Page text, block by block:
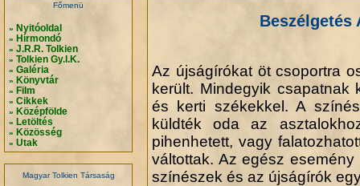
Főmenü
» Nyitóoldal
» Hírmondó
» J.R.R. Tolkien
» Tolkien Gy.I.K.
» Galéria
» Könyvtár
» Film
» Cikkek
» Középfölde
» Letöltés
» Közösség
» Utak
Magyar Tolkien Társaság
Beszélgetés
Az újságírókat öt csoportra
került. Mindegyik csapatnak
és kerti székekkel. A
küldték oda az
pihenhetett, vagy
váltottak. Az egész
színészek és az újságírók